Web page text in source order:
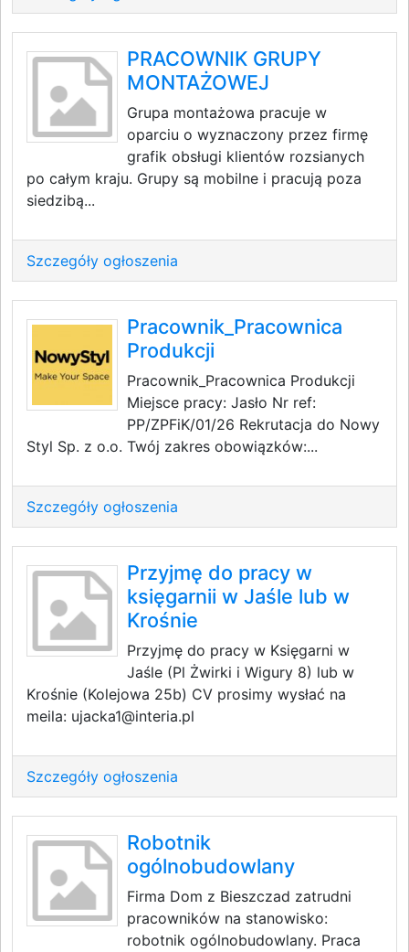
PRACOWNIK GRUPY
MONTAŻOWEJ
Grupa montażowa pracuje w
oparciu o wyznaczony przez firmę
grafik obsługi klientów rozsianych
po całym kraju. Grupy są mobilne i pracują poza
siedzibą...
Szczegóły ogłoszenia
Pracownik_Pracownica
Produkcji
Pracownik_Pracownica Produkcji
Miejsce pracy: Jasło Nr ref:
PP/ZPFiK/01/26 Rekrutacja do Nowy
Styl Sp. z o.o. Twój zakres obowiązków:...
Szczegóły ogłoszenia
Przyjmę do pracy w
księgarnii w Jaśle lub w
Krośnie
Przyjmę do pracy w Księgarni w
Jaśle (Pl Żwirki i Wigury 8) lub w
Krośnie (Kolejowa 25b) CV prosimy wysłać na
meila: ujacka1@interia.pl
Szczegóły ogłoszenia
Robotnik
ogólnobudowlany
Firma Dom z Bieszczad zatrudni
pracowników na stanowisko:
robotnik ogólnobudowlany. Praca